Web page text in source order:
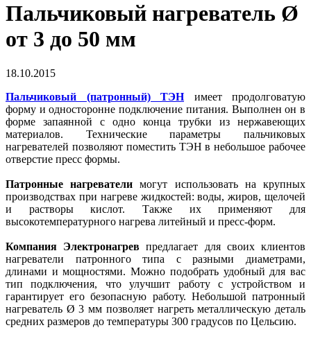
Пальчиковый нагреватель Ø
от 3 до 50 мм
18.10.2015
Пальчиковый (патронный) ТЭНимеет продолговатую
форму и односторонне подключение питания. Выполнен он в
форме запаянной с одно конца трубки из нержавеющих
материалов. Технические параметры пальчиковых
нагревателей позволяют поместить ТЭН в небольшое рабочее
отверстие пресс формы.
Патронные нагреватели могут использовать на крупных
производствах при нагреве жидкостей: воды, жиров, щелочей
и растворы кислот. Также их применяют для
высокотемпературного нагрева литейный и пресс-форм.
Компания Электронагрев предлагает для своих клиентов
нагреватели патронного типа с разными диаметрами,
длинами и мощностями. Можно подобрать удобный для вас
тип подключения, что улучшит работу с устройством и
гарантирует его безопасную работу. Небольшой патронный
нагреватель Ø 3 мм позволяет нагреть металлическую деталь
средних размеров до температуры 300 градусов по Цельсию.